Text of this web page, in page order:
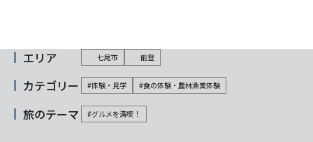
エリア 七尾市 能登
カテゴリー #体験・見学 #食の体験・農林漁業体験
旅のテーマ #グルメを満喫！